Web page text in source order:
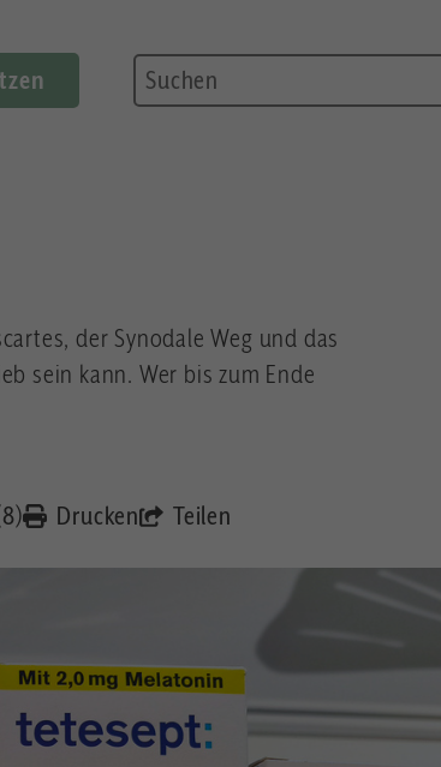
Suche
der Synodale Weg und das
sein kann. Wer bis zum Ende
Drucken Teilen